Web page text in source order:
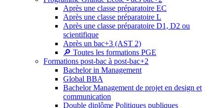
Après une classe préparatoire EC
Après une classe préparatoire L
Après une classe préparatoire D1, D2 ou
scientifique
Après un bac+3 (AST 2)
🔎 Toutes les formations PGE
Formations post-bac à post-bac+2
Bachelor in Management
Global BBA
Bachelor Management de projet en design et
communication
Double diplôme Politiques publiques